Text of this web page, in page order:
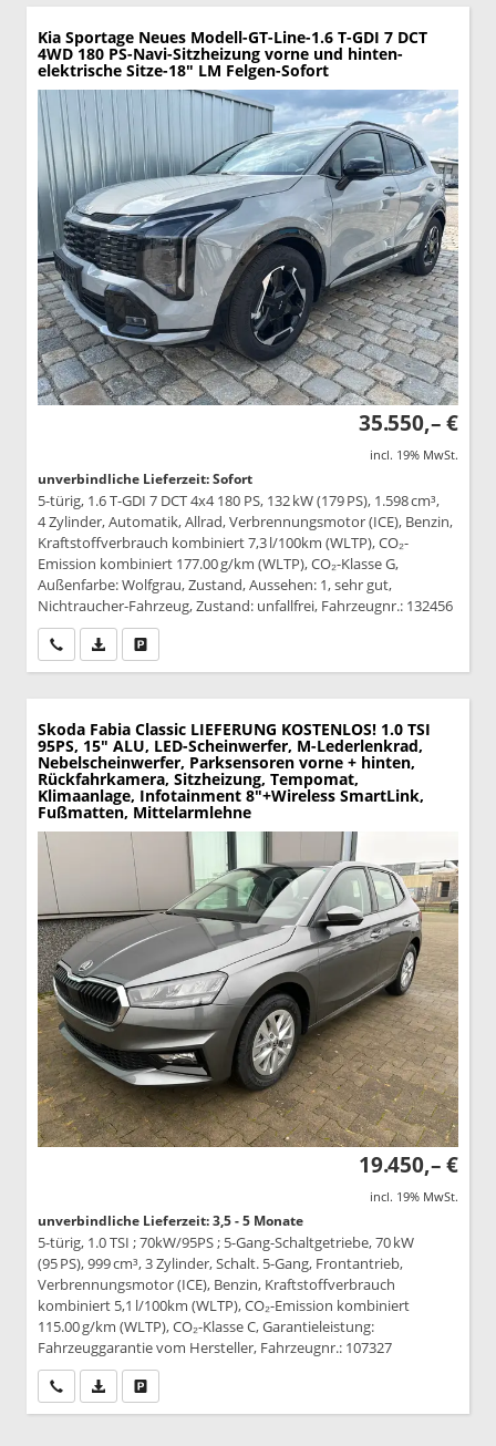
Kia Sportage Neues Modell-GT-Line-1.6 T-GDI 7 DCT
4WD 180 PS-Navi-Sitzheizung vorne und hinten-
elektrische Sitze-18" LM Felgen-Sofort
35.550,– €
incl. 19% MwSt.
unverbindliche Lieferzeit: Sofort
5-türig, 1.6 T-GDI 7 DCT 4x4 180 PS, 132 kW (179 PS), 1.598 cm³,
4 Zylinder, Automatik, Allrad, Verbrennungsmotor (ICE), Benzin,
Kraftstoffverbrauch kombiniert 7,3 l/100km (WLTP), CO₂-
Emission kombiniert 177.00 g/km (WLTP), CO₂-Klasse G,
Außenfarbe: Wolfgrau, Zustand, Aussehen: 1, sehr gut,
Nichtraucher-Fahrzeug, Zustand: unfallfrei, Fahrzeugnr.: 132456
Wir rufen Sie anPDF-Datei, Fahrzeugexposé drucken
Skoda Fabia Classic LIEFERUNG KOSTENLOS! 1.0 TSI
95PS, 15" ALU, LED-Scheinwerfer, M-Lederlenkrad,
Nebelscheinwerfer, Parksensoren vorne + hinten,
Rückfahrkamera, Sitzheizung, Tempomat,
Klimaanlage, Infotainment 8"+Wireless SmartLink,
Fußmatten, Mittelarmlehne
19.450,– €
incl. 19% MwSt.
unverbindliche Lieferzeit: 3,5 - 5 Monate
5-türig, 1.0 TSI ; 70kW/95PS ; 5-Gang-Schaltgetriebe, 70 kW
(95 PS), 999 cm³, 3 Zylinder, Schalt. 5-Gang, Frontantrieb,
Verbrennungsmotor (ICE), Benzin, Kraftstoffverbrauch
kombiniert 5,1 l/100km (WLTP), CO₂-Emission kombiniert
115.00 g/km (WLTP), CO₂-Klasse C, Garantieleistung:
Fahrzeuggarantie vom Hersteller, Fahrzeugnr.: 107327
Wir rufen Sie anPDF-Datei, Fahrzeugexposé drucken